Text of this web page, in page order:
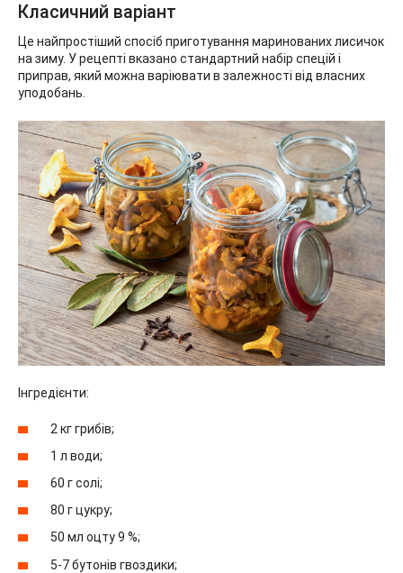
Класичний варіант
Це найпростіший спосіб приготування маринованих лисичок
на зиму. У рецепті вказано стандартний набір спецій і
приправ, який можна варіювати в залежності від власних
уподобань.
Інгредієнти:
2 кг грибів;
1 л води;
60 г солі;
80 г цукру;
50 мл оцту 9 %;
5-7 бутонів гвоздики;